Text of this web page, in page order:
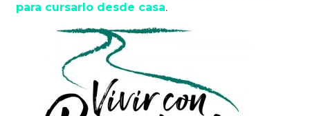
para cursarlo desde casa.